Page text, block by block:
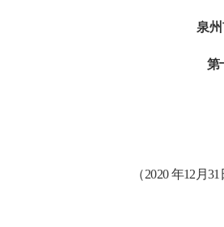
泉
第
（2020年12月31